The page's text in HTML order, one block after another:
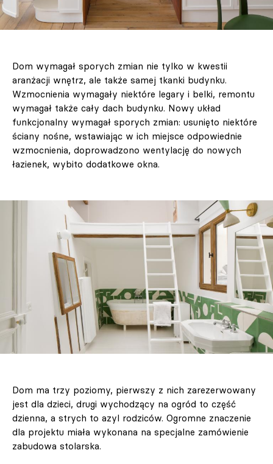
Dom wymagał sporych zmian nie tylko w kwestii
aranżacji wnętrz, ale także samej tkanki budynku.
Wzmocnienia wymagały niektóre legary i belki, remontu
wymagał także cały dach budynku. Nowy układ
funkcjonalny wymagał sporych zmian: usunięto niektóre
ściany nośne, wstawiając w ich miejsce odpowiednie
wzmocnienia, doprowadzono wentylację do nowych
łazienek, wybito dodatkowe okna.
Dom ma trzy poziomy, pierwszy z nich zarezerwowany
jest dla dzieci, drugi wychodzący na ogród to część
dzienna, a strych to azyl rodziców. Ogromne znaczenie
dla projektu miała wykonana na specjalne zamówienie
zabudowa stolarska.